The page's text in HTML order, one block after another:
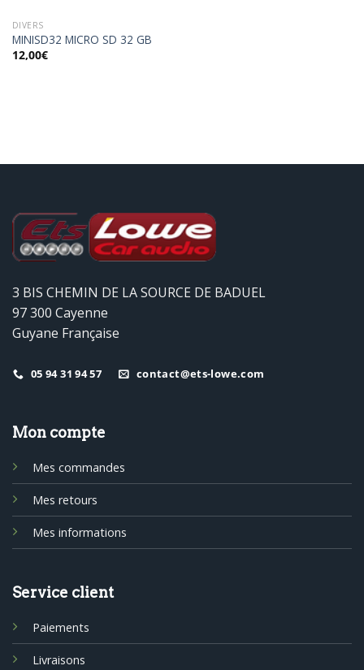
DIVERS
MINISD32 MICRO SD 32 GB
12,00€
3 BIS CHEMIN DE LA SOURCE DE BADUEL
97 300 Cayenne
Guyane Française
05 94 31 94 57 contact@ets-lowe.com
Mon compte
Mes commandes
Mes retours
Mes informations
Service client
Paiements
Livraisons